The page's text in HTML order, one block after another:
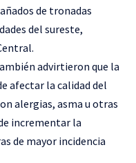
de tronadas
del sureste,
advirtieron que la
afectar la calidad del
alergias, asma u otras
incrementar la
de mayor incidencia